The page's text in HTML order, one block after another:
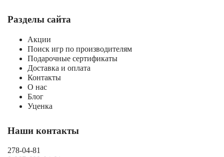
Разделы сайта
Акции
Поиск игр по производителям
Подарочные сертификаты
Доставка и оплата
Контакты
О нас
Блог
Уценка
Наши контакты
278-04-81